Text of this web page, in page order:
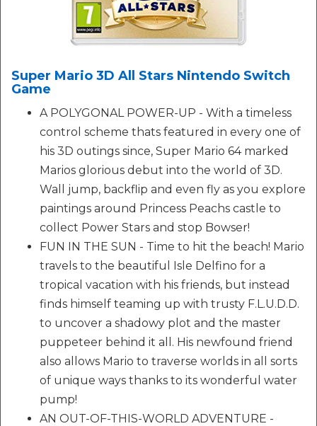
Super Mario 3D All Stars Nintendo Switch
Game
A POLYGONAL POWER-UP - With a timeless
control scheme thats featured in every one of
his 3D outings since, Super Mario 64 marked
Marios glorious debut into the world of 3D.
Wall jump, backflip and even fly as you explore
paintings around Princess Peachs castle to
collect Power Stars and stop Bowser!
FUN IN THE SUN - Time to hit the beach! Mario
travels to the beautiful Isle Delfino for a
tropical vacation with his friends, but instead
finds himself teaming up with trusty F.L.U.D.D.
to uncover a shadowy plot and the master
puppeteer behind it all. His newfound friend
also allows Mario to traverse worlds in all sorts
of unique ways thanks to its wonderful water
pump!
AN OUT-OF-THIS-WORLD ADVENTURE -